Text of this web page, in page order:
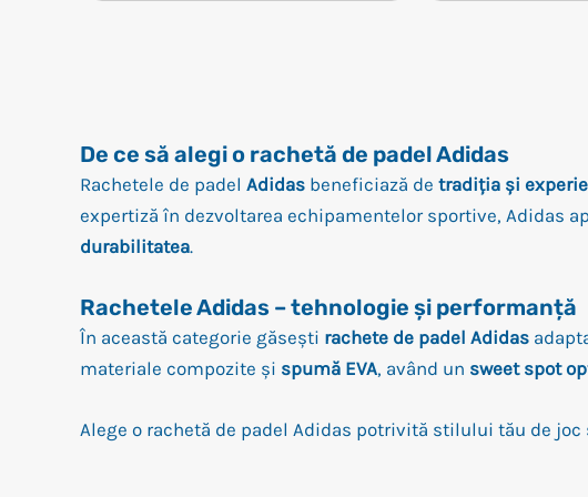
De ce să alegi o rachetă de padel Adidas
Rachetele de padel Adidas beneficiază de tradiția și
expertiză în dezvoltarea echipamentelor sportive, Adidas
durabilitatea.
Rachetele Adidas – tehnologie și performanță
În această categorie găsești rachete de padel Adidas
materiale compozite și spumă EVA, având un sweet spot
Alege o rachetă de padel Adidas potrivită stilului tău de joc